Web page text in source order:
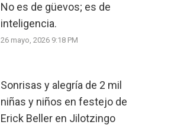
No es de güevos; es de
inteligencia.
26 mayo, 2026 9:18 PM
Sonrisas y alegría de 2 mil
niñas y niños en festejo de
Erick Beller en Jilotzingo